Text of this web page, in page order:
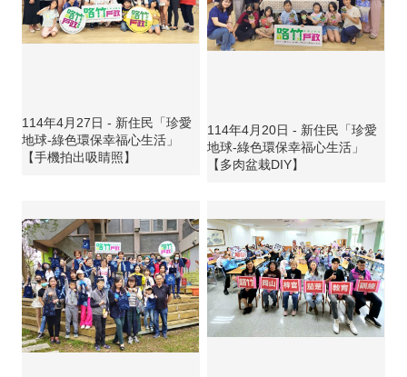
114年4月27日 - 新住民「珍愛
地球-綠色環保幸福心生活」
【手機拍出吸睛照】
114年4月20日 - 新住民「珍愛
地球-綠色環保幸福心生活」
【多肉盆栽DIY】